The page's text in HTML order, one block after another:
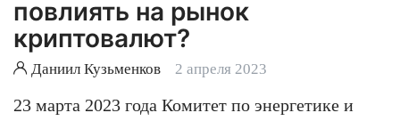
повлиять на рынок
криптовалют?
Даниил Кузьменков 2 апреля 2023
23 марта 2023 года Комитет по энергетике и